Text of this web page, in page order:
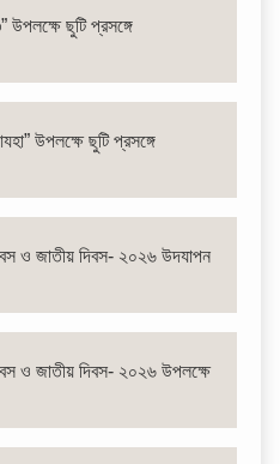
উপলক্ষে ছুটি প্রসঙ্গে
উপলক্ষে ছুটি প্রসঙ্গে
ও জাতীয় দিবস- ২০২৬ উদযাপন
ও জাতীয় দিবস- ২০২৬ উপলক্ষে